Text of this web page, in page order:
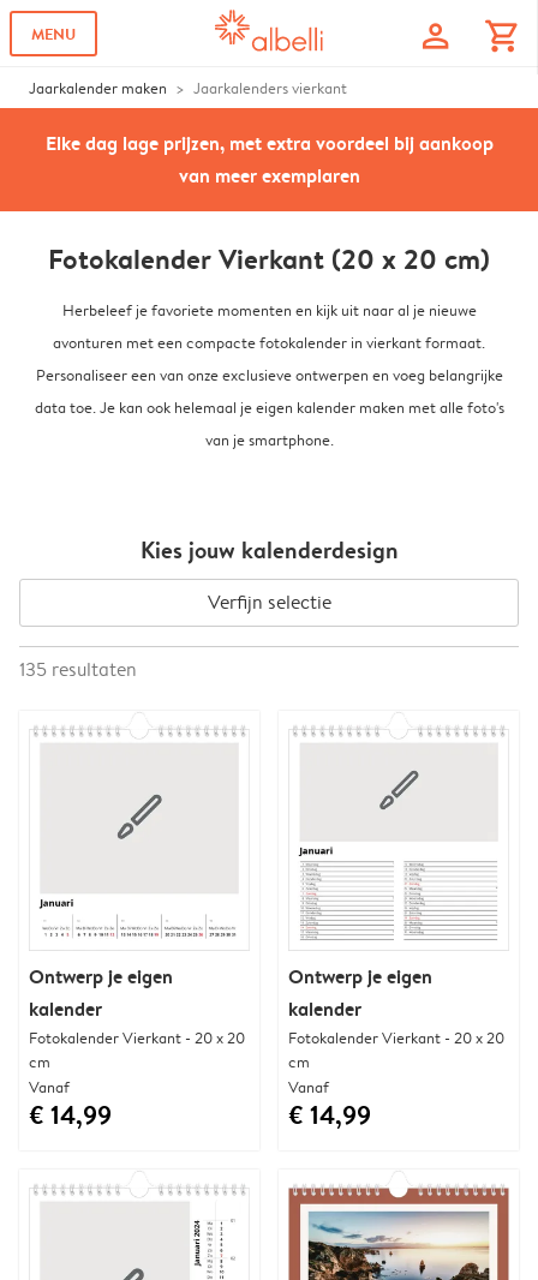
MENU profile shopping_cart
Jaarkalender maken Jaarkalenders vierkant
Elke dag lage prijzen, met extra voordeel bij aankoop
van meer exemplaren
Fotokalender Vierkant (20 x 20 cm)
Herbeleef je favoriete momenten en kijk uit naar al je nieuwe
avonturen met een compacte fotokalender in vierkant formaat.
Personaliseer een van onze exclusieve ontwerpen en voeg belangrijke
data toe. Je kan ook helemaal je eigen kalender maken met alle foto's
van je smartphone.
Kies jouw kalenderdesign
Verfijn selectie
135 resultaten
Ontwerp je eigen
kalender
Fotokalender Vierkant - 20 x 20
cm
Vanaf
€ 14,99
Ontwerp je eigen
kalender
Fotokalender Vierkant - 20 x 20
cm
Vanaf
€ 14,99